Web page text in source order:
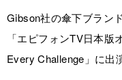
Gibson社の傘下ブラン
「エピフォンTV日本
Every Challenge」に出